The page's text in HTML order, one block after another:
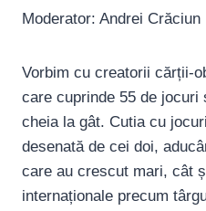
Moderator: Andrei Crăciun
Vorbim cu creatorii cărții-
care cuprinde 55 de jocuri
cheia la gât. Cutia cu
desenată de cei doi,
care au crescut mari, cât
internaționale precum